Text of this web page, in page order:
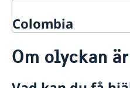
Colombia
Hjälp till svenskar i
Om olyckan